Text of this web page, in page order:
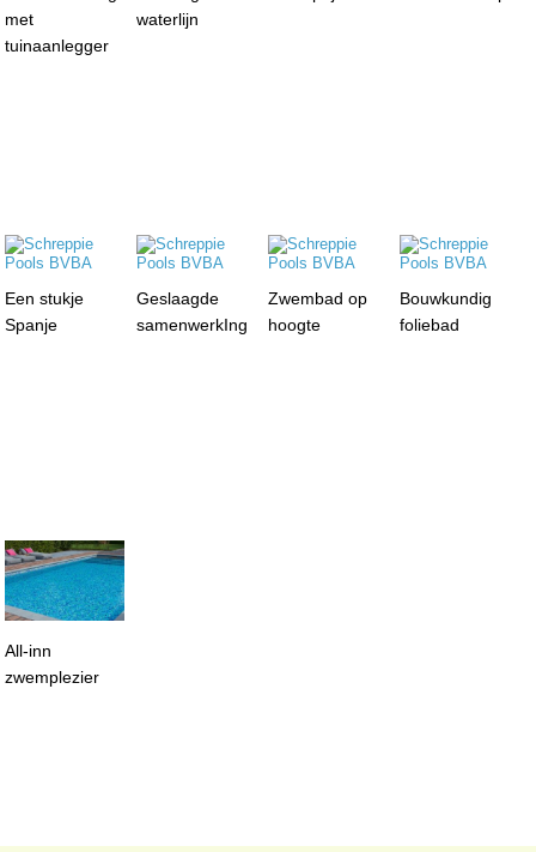
met
tuinaanlegger
waterlijn
Een stukje
Spanje
Geslaagde
samenwerkIng
Zwembad op
hoogte
Bouwkundig
foliebad
All-inn
zwemplezier